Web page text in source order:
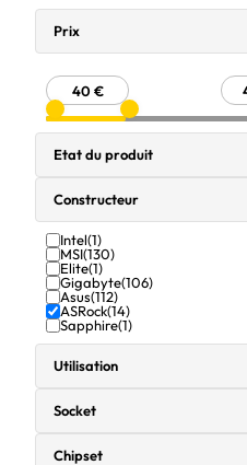
Prix
Etat du produit
Constructeur
Intel(1)
MSI(130)
Elite(1)
Gigabyte(106)
Asus(112)
ASRock(14)
Sapphire(1)
Utilisation
Socket
Chipset